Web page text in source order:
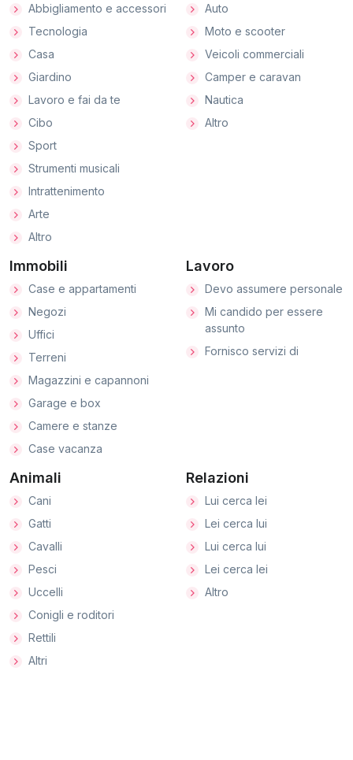
Abbigliamento e accessori
Tecnologia
Casa
Giardino
Lavoro e fai da te
Cibo
Sport
Strumenti musicali
Intrattenimento
Arte
Altro
Auto
Moto e scooter
Veicoli commerciali
Camper e caravan
Nautica
Altro
Immobili
Case e appartamenti
Negozi
Uffici
Terreni
Magazzini e capannoni
Garage e box
Camere e stanze
Case vacanza
Lavoro
Devo assumere personale
Mi candido per essere
assunto
Fornisco servizi di
Animali
Cani
Gatti
Cavalli
Pesci
Uccelli
Conigli e roditori
Rettili
Altri
Relazioni
Lui cerca lei
Lei cerca lui
Lui cerca lui
Lei cerca lei
Altro